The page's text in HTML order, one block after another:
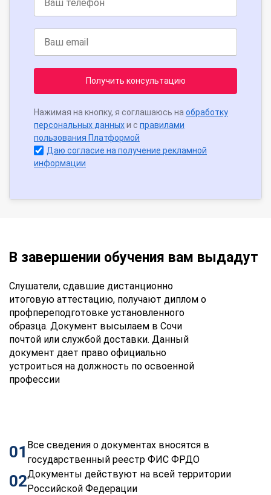
Получить консультацию
Нажимая на кнопку, я соглашаюсь на обработку
персональных данныхи с правилами
пользования Платформой
Даю согласие на получение рекламной
информации
В завершении обучения вам выдадут
Слушатели, сдавшие дистанционно
итоговую аттестацию, получают диплом о
профпереподготовке установленного
образца. Документ высылаем в Сочи
почтой или службой доставки. Данный
документ дает право официально
устроиться на должность по освоенной
профессии
01 Все сведения о документах вносятся в
государственный реестр ФИС ФРДО
02Документы действуют на всей территории
Российской Федерации